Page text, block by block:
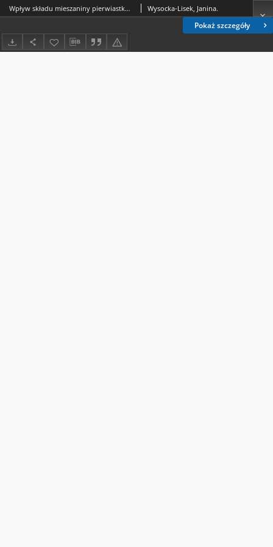
Pokaż szczegóły
Wpływ składu mieszaniny pierwiastków ziem rzadkich na intensywność ich linii spektralnych w łuku prądu zmiennego. 1, Mieszaniny dwuskładnikowe itru, lantanu i lantanowców lekkich Wysocka-Lisek, Janina.